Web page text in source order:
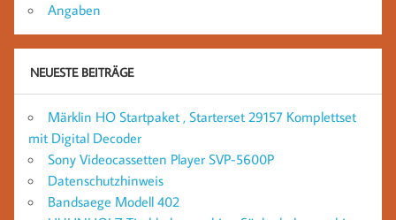
Angaben
NEUESTE BEITRÄGE
Märklin HO Startpaket , Starterset 29157 Komplettset
mit Digital Decoder
Sony Videocassetten Player SVP-5600P
Datenschutzhinweis
Bandsaege Modell 402